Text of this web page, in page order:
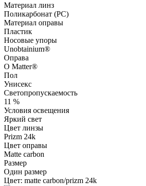
Материал линз
Поликарбонат (PC)
Материал оправы
Пластик
Носовые упоры
Unobtainium®
Оправа
O Matter®
Пол
Унисекс
Светопропускаемость
11 %
Условия освещения
Яркий свет
Цвет линзы
Prizm 24k
Цвет оправы
Matte carbon
Размер
Один размер
Цвет: matte carbon/prizm 24k